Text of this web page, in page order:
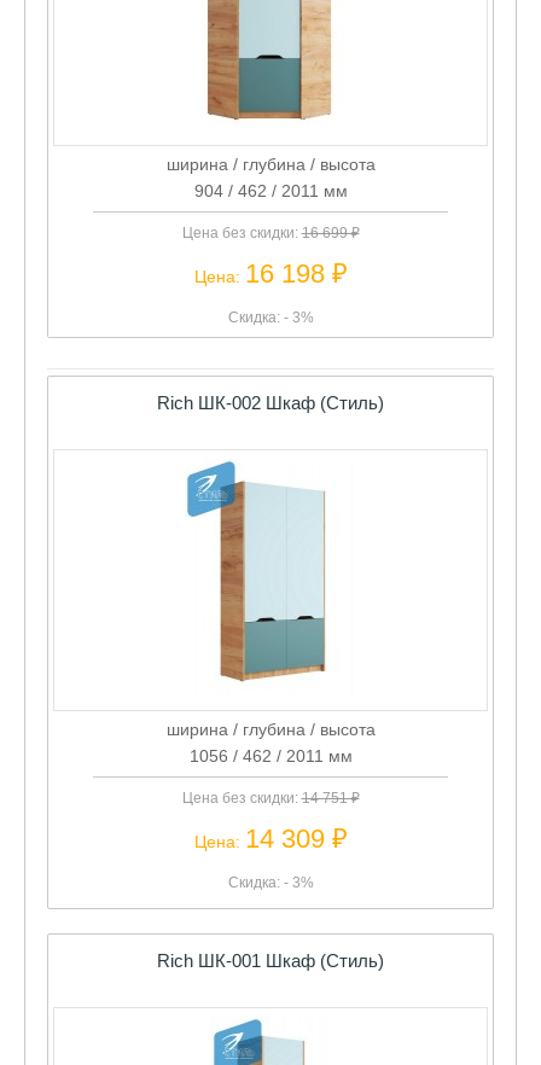
ширина / глубина / высота
904 / 462 / 2011 мм
Цена без скидки:16 699 ₽
Цена: 16 198 ₽
Скидка: - 3%
Rich ШК-002 Шкаф (Стиль)
ширина / глубина / высота
1056 / 462 / 2011 мм
Цена без скидки:14 751 ₽
Цена: 14 309 ₽
Скидка: - 3%
Rich ШК-001 Шкаф (Стиль)